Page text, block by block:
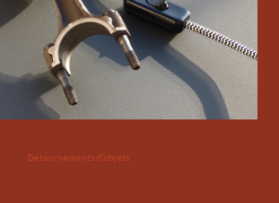
Détournements d'objets